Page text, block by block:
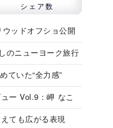
シェア数
ッドオフショ公開
のニューヨーク旅行
ていた“全力感”
ー Vol.9：岬 なこ
ても広がる表現